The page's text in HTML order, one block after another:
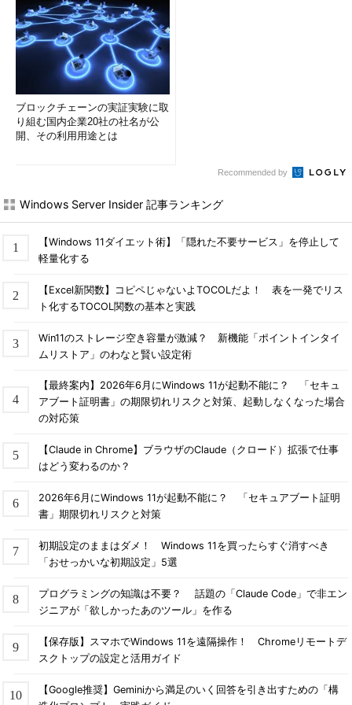
ブロックチェーンの実証実験に取
り組む国内企業20社の社名が公
開、その利用用途とは
Recommended by
Windows Server Insider 記事ランキング
【Windows 11ダイエット術】「隠れた不要サービス」を停止して
軽量化する
【Excel新関数】コピペじゃないよTOCOLだよ！ 表を一発でリス
ト化するTOCOL関数の基本と実践
Win11のストレージ空き容量が激減？ 新機能「ポイントインタイ
ムリストア」のわなと賢い設定術
【最終案内】2026年6月にWindows 11が起動不能に？ 「セキュ
アブート証明書」の期限切れリスクと対策、起動しなくなった場合
の対応策
【Claude in Chrome】ブラウザのClaude（クロード）拡張で仕事
はどう変わるのか？
2026年6月にWindows 11が起動不能に？ 「セキュアブート証明
書」期限切れリスクと対策
初期設定のままはダメ！ Windows 11を買ったらすぐ消すべき
「おせっかいな初期設定」5選
プログラミングの知識は不要？ 話題の「Claude Code」で非エン
ジニアが「欲しかったあのツール」を作る
【保存版】スマホでWindows 11を遠隔操作！ Chromeリモートデ
スクトップの設定と活用ガイド
【Google推奨】Geminiから満足のいく回答を引き出すための「構